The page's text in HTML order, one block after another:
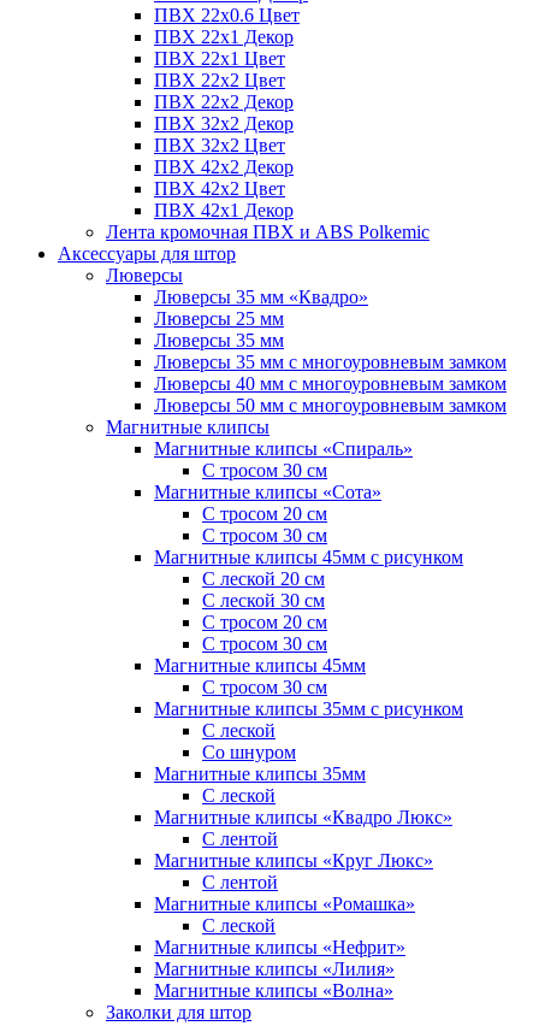
ПВХ 22x0.6 Цвет
ПВХ 22x1 Декор
ПВХ 22x1 Цвет
ПВХ 22x2 Цвет
ПВХ 22x2 Декор
ПВХ 32x2 Декор
ПВХ 32x2 Цвет
ПВХ 42x2 Декор
ПВХ 42x2 Цвет
ПВХ 42x1 Декор
Лента кромочная ПВХ и ABS Polkemic
Аксессуары для штор
Люверсы
Люверсы 35 мм «Квадро»
Люверсы 25 мм
Люверсы 35 мм
Люверсы 35 мм с многоуровневым замком
Люверсы 40 мм с многоуровневым замком
Люверсы 50 мм с многоуровневым замком
Магнитные клипсы
Магнитные клипсы «Спираль»
С тросом 30 см
Магнитные клипсы «Сота»
С тросом 20 см
С тросом 30 см
Магнитные клипсы 45мм с рисунком
С леской 20 см
С леской 30 см
С тросом 20 см
С тросом 30 см
Магнитные клипсы 45мм
С тросом 30 см
Магнитные клипсы 35мм с рисунком
С леской
Со шнуром
Магнитные клипсы 35мм
С леской
Магнитные клипсы «Квадро Люкс»
С лентой
Магнитные клипсы «Круг Люкс»
С лентой
Магнитные клипсы «Ромашка»
С леской
Магнитные клипсы «Нефрит»
Магнитные клипсы «Лилия»
Магнитные клипсы «Волна»
Заколки для штор